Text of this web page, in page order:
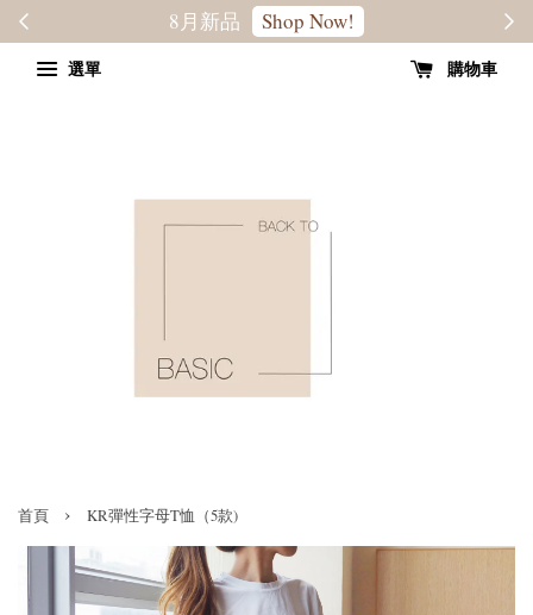
轉季優惠8折 SALE
選單 購物車
首頁 › KR彈性字母T恤（5款)